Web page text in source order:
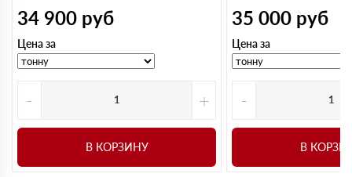
34 900 руб
Цена за
- +
В КОРЗИНУ
35 000 руб
Цена за
-
В